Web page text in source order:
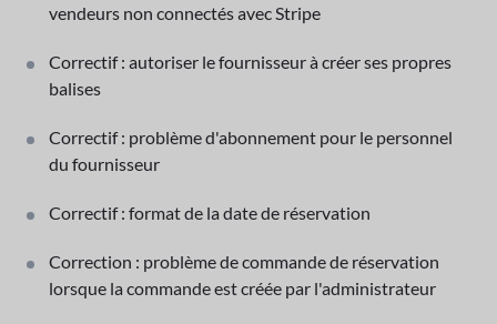
vendeurs non connectés avec Stripe
Correctif : autoriser le fournisseur à créer ses propres
balises
Correctif : problème d'abonnement pour le personnel
du fournisseur
Correctif : format de la date de réservation
Correction : problème de commande de réservation
lorsque la commande est créée par l'administrateur